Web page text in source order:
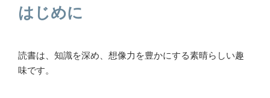
はじめに
読書は、知識を深め、想像力を豊かにする素晴らしい趣
味です。